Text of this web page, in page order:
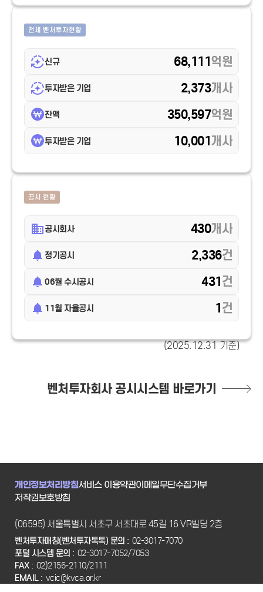
전체 벤처투자현황
신규 68,111억원
투자받은 기업 2,373개사
잔액 350,597억원
투자받은 기업 10,001개사
공시 현황
공시회사 430개사
정기공시 2,336건
06월 수시공시 431건
11월 자율공시 1건
(2025.12.31 기준)
벤처투자회사 공시시스템 바로가기
개인정보처리방침서비스 이용약관이메일무단수집거부
저작권보호방침
(06595) 서울특별시 서초구 서초대로 45길 16 VR빌딩 2층
벤처투자매칭(벤처투자톡톡) 문의 : 02-3017-7070
포털 시스템 문의 : 02-3017-7052/7053
FAX : 02)2156-2110/2111
EMAIL : vcic@kvca.or.kr